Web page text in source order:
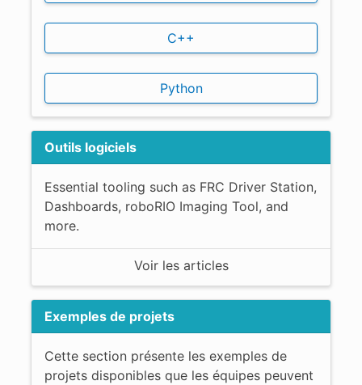
C++
Python
Outils logiciels
Essential tooling such as FRC Driver Station,
Dashboards, roboRIO Imaging Tool, and
more.
Voir les articles
Exemples de projets
Cette section présente les exemples de
projets disponibles que les équipes peuvent